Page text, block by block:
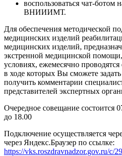
воспользоваться чат-ботом
ВНИИИМТ.
Для обеспечения методической
медицинских изделий
медицинских изделий,
экстренной медицинской
условиях, ежемесячно
в ходе которых Вы сможете
получить комментарии
представителей экспертных
Очередное совещание состоится
до 18.00
Подключение осуществляется
через Яндекс.Браузер по ссылке:
https://vks.roszdravnadzor.gov.ru/c/